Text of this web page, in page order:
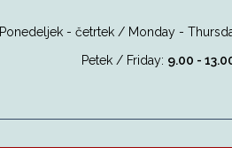
Ponedeljek - četrtek / Monday -
Petek / Friday: 9.00 -